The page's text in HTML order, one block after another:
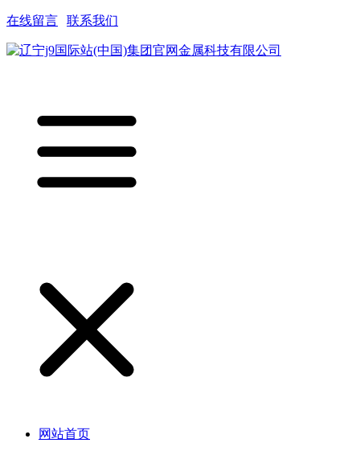
在线留言 联系我们
网站首页